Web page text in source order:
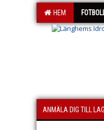
HEM
ANMÄLA DIG TILL